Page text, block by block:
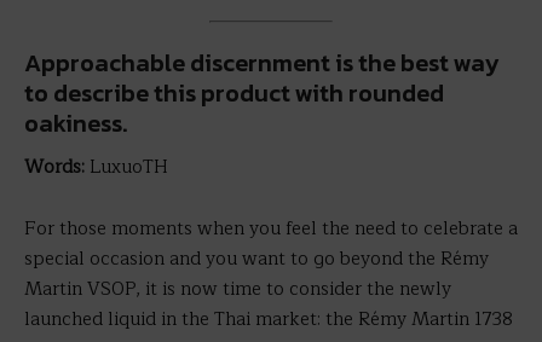
Approachable discernment is the best way
to describe this product with rounded
oakiness.
Words: LuxuoTH
For those moments when you feel the need to celebrate a
special occasion and you want to go beyond the Rémy
Martin VSOP, it is now time to consider the newly
launched liquid in the Thai market: the Rémy Martin 1738